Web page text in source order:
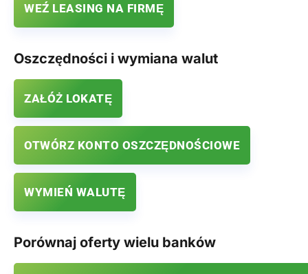
WEŹ LEASING NA FIRMĘ
Oszczędności i wymiana walut
ZAŁÓŻ LOKATĘ
OTWÓRZ KONTO OSZCZĘDNOŚCIOWE
WYMIEŃ WALUTĘ
Porównaj oferty wielu banków